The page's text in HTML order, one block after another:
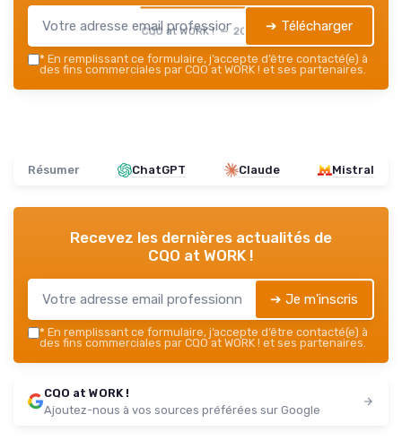
CQO at WORK ! — 2026 ➔ Télécharger
* En remplissant ce formulaire, j’accepte d’être contacté(e) à
des fins commerciales par CQO at WORK ! et ses partenaires.
Résumer ChatGPT Claude Mistral
Recevez les dernières actualités de
CQO at WORK !
➔ Je m'inscris
* En remplissant ce formulaire, j’accepte d’être contacté(e) à
des fins commerciales par CQO at WORK ! et ses partenaires.
CQO at WORK !
Ajoutez-nous à vos sources préférées sur Google